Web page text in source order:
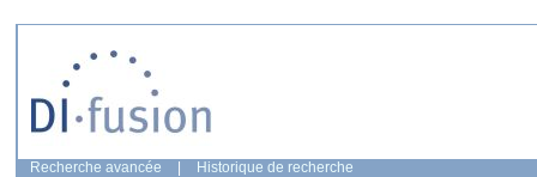
Recherche avancée Historique de recherche